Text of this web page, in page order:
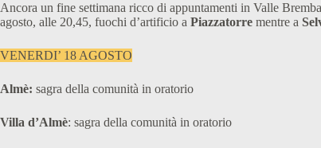
Ancora un fine settimana ricco di appuntamenti in Valle
agosto, alle 20,45, fuochi d’artificio a Piazzatorre mentre a
VENERDI’ 18 AGOSTO
Almè: sagra della comunità in oratorio
Villa d’Almè: sagra della comunità in oratorio